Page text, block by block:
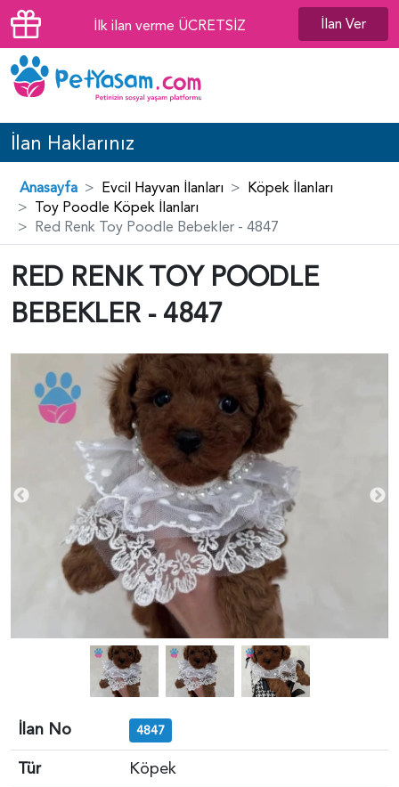
İlk ilan verme ÜCRETSİZ İlan Ver
İlan Haklarınız
Anasayfa Evcil Hayvan İlanları
Köpek İlanları
Toy Poodle Köpek İlanları
Red Renk Toy Poodle Bebekler - 4847
RED RENK TOY POODLE
BEBEKLER - 4847
İlan No 4847
Tür
Köpek